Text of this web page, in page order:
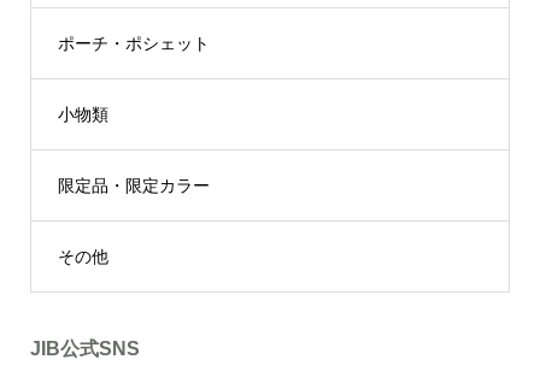
ポーチ・ポシェット
小物類
限定品・限定カラー
その他
JIB公式SNS